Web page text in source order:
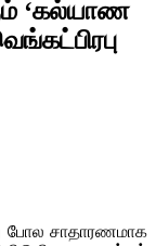
‘கல்யாண
போல சாதாரணமாக